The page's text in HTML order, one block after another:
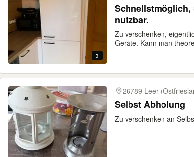
3
Schnellstmöglich,
nutzbar.
Zu verschenken,
Geräte. Kann man
26789 Leer
Selbst Abholung
Zu verschenken an